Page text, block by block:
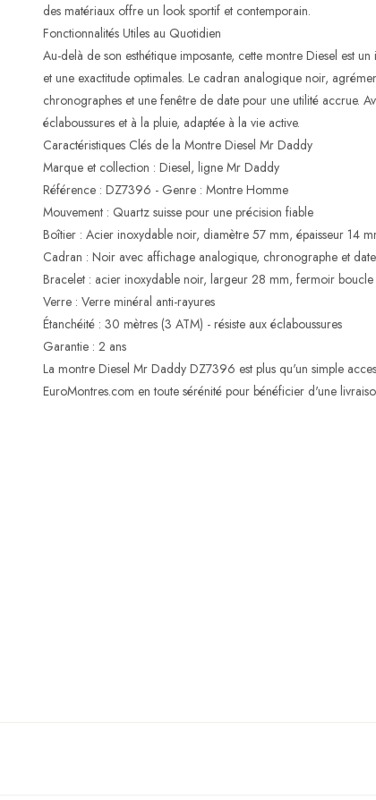
des matériaux offre un look sportif et contemporain.
Fonctionnalités Utiles au Quotidien
Au-delà de son esthétique imposante, cette montre Diesel est
et une exactitude optimales. Le cadran analogique noir,
chronographes et une fenêtre de date pour une utilité accrue.
éclaboussures et à la pluie, adaptée à la vie active.
Caractéristiques Clés de la Montre Diesel Mr Daddy
Marque et collection : Diesel, ligne Mr Daddy
Référence : DZ7396 - Genre : Montre Homme
Mouvement : Quartz suisse pour une précision fiable
Boîtier : Acier inoxydable noir, diamètre 57 mm, épaisseur 14
Cadran : Noir avec affichage analogique, chronographe et date
Bracelet : acier inoxydable noir, largeur 28 mm, fermoir boucle
Verre : Verre minéral anti-rayures
Étanchéité : 30 mètres (3 ATM) - résiste aux éclaboussures
Garantie : 2 ans
La montre Diesel Mr Daddy DZ7396 est plus qu'un simple
EuroMontres.com en toute sérénité pour bénéficier d'une